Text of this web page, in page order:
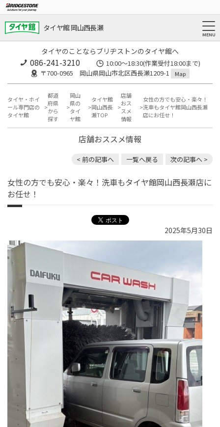
タイヤ館 岡山西長瀬
タイヤのことならブリヂストンのタイヤ館へ
086-241-3210
10:00〜18:30(作業受付18:00まで)
〒700-0965 岡山県岡山市北区西長瀬1209-1
Map
タイヤ・ホイ
ール専門店の
タイヤ館
都道
府県
から
探す
岡山
県の
タイ
ヤ館
タイヤ館
岡山西長
瀬TOP
店舗
おス
スメ
情報
女性の方でも安心・楽々！
洗車もタイヤ館岡山西長瀬
店にお任せ！
店舗おススメ情報
< 前の記事へ 一覧へ戻る 次の記事へ >
女性の方でも安心・楽々！洗車もタイヤ館岡山西長瀬店に
お任せ！
2025年5月30日